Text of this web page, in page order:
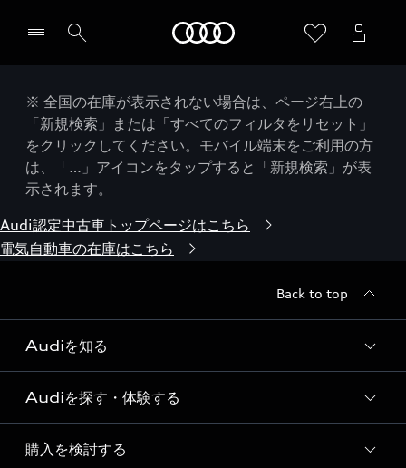
※ 全国の在庫が表示されない場合は、ページ右上の
「新規検索」または「すべてのフィルタをリセット」
をクリックしてください。モバイル端末をご利用の方
は、「…」アイコンをタップすると「新規検索」が表
示されます。
Audi認定中古車トップページはこちら
電気自動車の在庫はこちら
Back to top
Audiを知る
Audi ブランド
Story of Progress
Audiを探す・体験する
ディーラー検索
購入を検討する